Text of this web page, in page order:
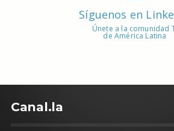
Síguenos en
Únete a la comunidad
de América Latina
Canal.la